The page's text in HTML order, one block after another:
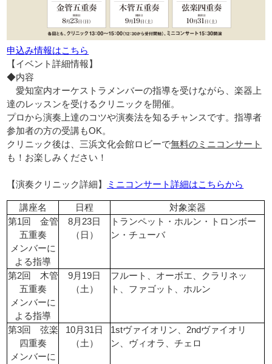
申込み情報はこちら
【イベント詳細情報】
◆内容
愛知室内オーケストラメンバーの指導を受けながら、楽器上
達のレッスンを受けるクリニックを開催。
プロから演奏上達のコツや演奏法を知るチャンスです。指導者
参加者の方の受講もOK。
クリニック後は、三浜文化会館ロビーで無料のミニコンサート
も！お楽しみください！
【演奏クリニック詳細】 ミニコンサート詳細はこちらから
講座名 日程
対象楽器
第1回 金管
五重奏
メンバーに
よる指導
8月23日
（日）
トランペット・ホルン・トロンボー
ン・チューバ
第2回 木管
五重奏
メンバーに
よる指導
9月19日
（土）
フルート、オーボエ、クラリネッ
ト、ファゴット、ホルン
第3回 弦楽
四重奏
メンバーに
10月31日
（土）
1stヴァイオリン、2ndヴァイオリ
ン、ヴィオラ、チェロ